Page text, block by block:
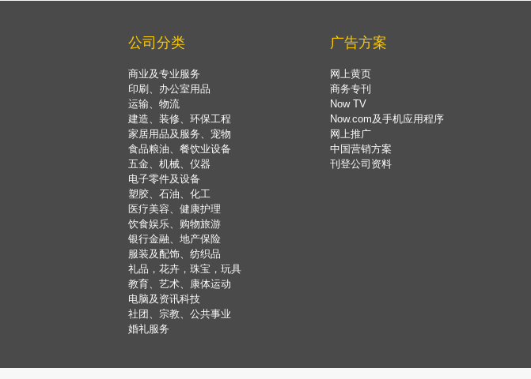
公司分类
商业及专业服务
印刷、办公室用品
运输、物流
建造、装修、环保工程
家居用品及服务、宠物
食品粮油、餐饮业设备
五金、机械、仪器
电子零件及设备
塑胶、石油、化工
医疗美容、健康护理
饮食娱乐、购物旅游
银行金融、地产保险
服装及配饰、纺织品
礼品，花卉，珠宝，玩具
教育、艺术、康体运动
电脑及资讯科技
社团、宗教、公共事业
婚礼服务
广告方案
网上黄页
商务专刊
Now TV
Now.com及手机应用程序
网上推广
中国营销方案
刊登公司资料